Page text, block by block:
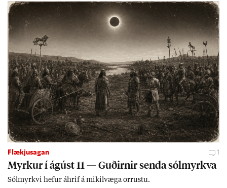
kerfi, en sveigj­an­leiki til lausna er um­tals­verð­ur.
Flækjusagan 1
Myrk­ur í ág­úst 11 — Guð­irn­ir senda sól­myrkva
Sól­myrkvi hef­ur áhrif á mik­il­væga orr­ustu.